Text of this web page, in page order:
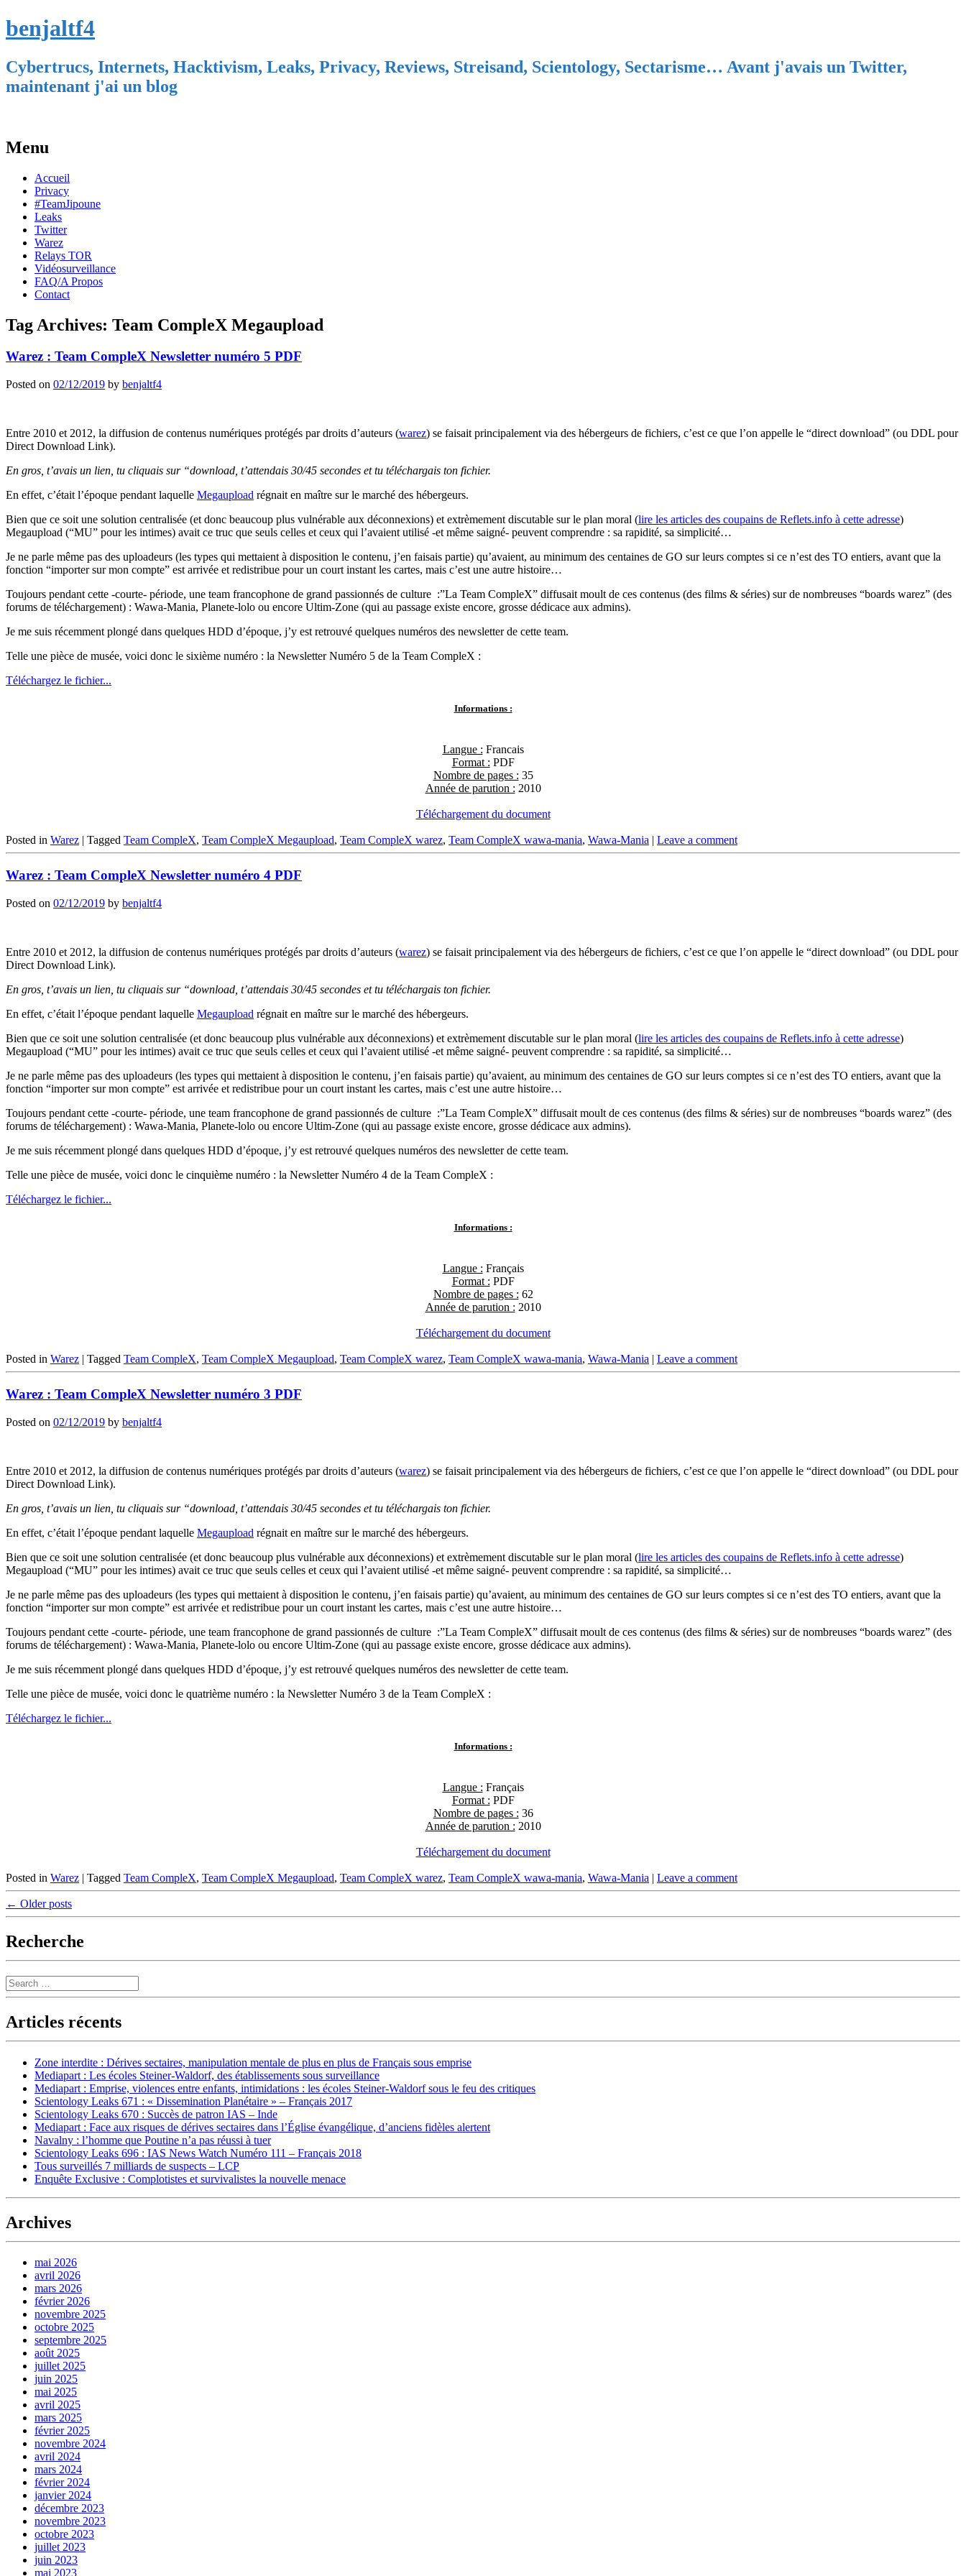
benjaltf4
Cybertrucs, Internets, Hacktivism, Leaks, Privacy, Reviews, Streisand, Scientology, Sectarisme… Avant j'avais un Twitter,
maintenant j'ai un blog
Menu
Skip
content
Accueil
Privacy
#TeamJipoune
Leaks
Twitter
Warez
Relays TOR
Vidéosurveillance
FAQ/A Propos
Contact
Tag Archives: Team CompleX Megaupload
Warez : Team CompleX Newsletter numéro 5 PDF
Posted on 02/12/2019 by benjaltf4
Entre 2010 et 2012, la diffusion de contenus numériques protégés par droits d’auteurs (warez) se faisait principalement via des hébergeurs de fichiers, c’est ce que l’on appelle le “direct download” (ou DDL pour
Direct Download Link).
En gros, t’avais un lien, tu cliquais sur “download, t’attendais 30/45 secondes et tu téléchargais ton fichier.
En effet, c’était l’époque pendant laquelle Megaupload régnait en maître sur le marché des hébergeurs.
Bien que ce soit une solution centralisée (et donc beaucoup plus vulnérable aux déconnexions) et extrèmement discutable sur le plan moral (lire les articles des coupains de Reflets.info à cette adresse)
Megaupload (“MU” pour les intimes) avait ce truc que seuls celles et ceux qui l’avaient utilisé -et même saigné- peuvent comprendre : sa rapidité, sa simplicité…
Je ne parle même pas des uploadeurs (les types qui mettaient à disposition le contenu, j’en faisais partie) qu’avaient, au minimum des centaines de GO sur leurs comptes si ce n’est des TO entiers, avant que la
fonction “importer sur mon compte” est arrivée et redistribue pour un court instant les cartes, mais c’est une autre histoire…
Toujours pendant cette -courte- période, une team francophone de grand passionnés de culture :”La Team CompleX” diffusait moult de ces contenus (des films & séries) sur de nombreuses “boards warez” (des
forums de téléchargement) : Wawa-Mania, Planete-lolo ou encore Ultim-Zone (qui au passage existe encore, grosse dédicace aux admins).
Je me suis récemment plongé dans quelques HDD d’époque, j’y est retrouvé quelques numéros des newsletter de cette team.
Telle une pièce de musée, voici donc le sixième numéro : la Newsletter Numéro 5 de la Team CompleX :
Téléchargez le fichier...
Informations :
Langue : Francais
Format : PDF
Nombre de pages : 35
Année de parution : 2010
Téléchargement du document
Posted in Warez Tagged Team CompleX, Team CompleX Megaupload, Team CompleX warez, Team CompleX wawa-mania, Wawa-Mania Leave a comment
Warez : Team CompleX Newsletter numéro 4 PDF
Posted on 02/12/2019 by benjaltf4
Entre 2010 et 2012, la diffusion de contenus numériques protégés par droits d’auteurs (warez) se faisait principalement via des hébergeurs de fichiers, c’est ce que l’on appelle le “direct download” (ou DDL pour
Direct Download Link).
En gros, t’avais un lien, tu cliquais sur “download, t’attendais 30/45 secondes et tu téléchargais ton fichier.
En effet, c’était l’époque pendant laquelle Megaupload régnait en maître sur le marché des hébergeurs.
Bien que ce soit une solution centralisée (et donc beaucoup plus vulnérable aux déconnexions) et extrèmement discutable sur le plan moral (lire les articles des coupains de Reflets.info à cette adresse)
Megaupload (“MU” pour les intimes) avait ce truc que seuls celles et ceux qui l’avaient utilisé -et même saigné- peuvent comprendre : sa rapidité, sa simplicité…
Je ne parle même pas des uploadeurs (les types qui mettaient à disposition le contenu, j’en faisais partie) qu’avaient, au minimum des centaines de GO sur leurs comptes si ce n’est des TO entiers, avant que la
fonction “importer sur mon compte” est arrivée et redistribue pour un court instant les cartes, mais c’est une autre histoire…
Toujours pendant cette -courte- période, une team francophone de grand passionnés de culture :”La Team CompleX” diffusait moult de ces contenus (des films & séries) sur de nombreuses “boards warez” (des
forums de téléchargement) : Wawa-Mania, Planete-lolo ou encore Ultim-Zone (qui au passage existe encore, grosse dédicace aux admins).
Je me suis récemment plongé dans quelques HDD d’époque, j’y est retrouvé quelques numéros des newsletter de cette team.
Telle une pièce de musée, voici donc le cinquième numéro : la Newsletter Numéro 4 de la Team CompleX :
Téléchargez le fichier...
Informations :
Langue : Français
Format : PDF
Nombre de pages : 62
Année de parution : 2010
Téléchargement du document
Posted in Warez | Tagged Team CompleX, Team CompleX Megaupload, Team CompleX warez, Team CompleX wawa-mania, Wawa-Mania | Leave a comment
Warez : Team CompleX Newsletter numéro 3 PDF
Posted on 02/12/2019 by benjaltf4
Entre 2010 et 2012, la diffusion de contenus numériques protégés par droits d’auteurs (warez) se faisait principalement via des hébergeurs de fichiers, c’est ce que l’on appelle le “direct download” (ou DDL pour
Direct Download Link).
En gros, t’avais un lien, tu cliquais sur “download, t’attendais 30/45 secondes et tu téléchargais ton fichier.
En effet, c’était l’époque pendant laquelle Megaupload régnait en maître sur le marché des hébergeurs.
Bien que ce soit une solution centralisée (et donc beaucoup plus vulnérable aux déconnexions) et extrèmement discutable sur le plan moral (lire les articles des coupains de Reflets.info à cette adresse)
Megaupload (“MU” pour les intimes) avait ce truc que seuls celles et ceux qui l’avaient utilisé -et même saigné- peuvent comprendre : sa rapidité, sa simplicité…
Je ne parle même pas des uploadeurs (les types qui mettaient à disposition le contenu, j’en faisais partie) qu’avaient, au minimum des centaines de GO sur leurs comptes si ce n’est des TO entiers, avant que la
fonction “importer sur mon compte” est arrivée et redistribue pour un court instant les cartes, mais c’est une autre histoire…
Toujours pendant cette -courte- période, une team francophone de grand passionnés de culture :”La Team CompleX” diffusait moult de ces contenus (des films & séries) sur de nombreuses “boards warez” (des
forums de téléchargement) : Wawa-Mania, Planete-lolo ou encore Ultim-Zone (qui au passage existe encore, grosse dédicace aux admins).
Je me suis récemment plongé dans quelques HDD d’époque, j’y est retrouvé quelques numéros des newsletter de cette team.
Telle une pièce de musée, voici donc le quatrième numéro : la Newsletter Numéro 3 de la Team CompleX :
Téléchargez le fichier...
Informations :
Langue : Français
Format : PDF
Nombre de pages : 36
Année de parution : 2010
Téléchargement du document
Posted in Warez | Tagged Team CompleX, Team CompleX Megaupload, Team CompleX warez, Team CompleX wawa-mania, Wawa-Mania | Leave a comment
Post
navigation
← Older posts
Recherche
Search
Articles récents
Zone interdite : Dérives sectaires, manipulation mentale de plus en plus de Français sous emprise
Mediapart : Les écoles Steiner-Waldorf, des établissements sous surveillance
Mediapart : Emprise, violences entre enfants, intimidations : les écoles Steiner-Waldorf sous le feu des critiques
Scientology Leaks 671 : « Dissemination Planétaire » – Français 2017
Scientology Leaks 670 : Succès de patron IAS – Inde
Mediapart : Face aux risques de dérives sectaires dans l’Église évangélique, d’anciens fidèles alertent
Navalny : l’homme que Poutine n’a pas réussi à tuer
Scientology Leaks 696 : IAS News Watch Numéro 111 – Français 2018
Tous surveillés 7 milliards de suspects – LCP
Enquête Exclusive : Complotistes et survivalistes la nouvelle menace
Archives
mai 2026
avril 2026
mars 2026
février 2026
novembre 2025
octobre 2025
septembre 2025
août 2025
juillet 2025
juin 2025
mai 2025
avril 2025
mars 2025
février 2025
novembre 2024
avril 2024
mars 2024
février 2024
janvier 2024
décembre 2023
novembre 2023
octobre 2023
juillet 2023
juin 2023
mai 2023